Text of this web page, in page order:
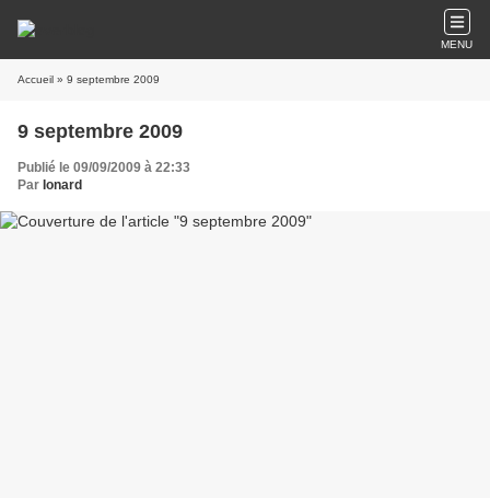
MENU
Accueil » 9 septembre 2009
9 septembre 2009
Publié le 09/09/2009 à 22:33
Par Ionard